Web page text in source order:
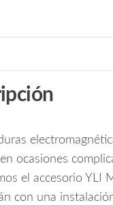
ocasiones
el accesorio YLI
con una